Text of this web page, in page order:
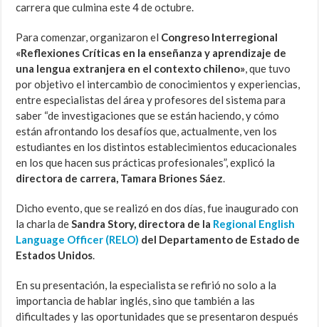
carrera que culmina este 4 de octubre.
Para comenzar, organizaron el Congreso Interregional
«Reflexiones Críticas en la enseñanza y aprendizaje de
una lengua extranjera en el contexto chileno», que tuvo
por objetivo el intercambio de conocimientos y experiencias,
entre especialistas del área y profesores del sistema para
saber “de investigaciones que se están haciendo, y cómo
están afrontando los desafíos que, actualmente, ven los
estudiantes en los distintos establecimientos educacionales
en los que hacen sus prácticas profesionales”, explicó la
directora de carrera, Tamara Briones Sáez.
Dicho evento, que se realizó en dos días, fue inaugurado con
la charla deSandra Story, directora de la Regional English
Language Officer (RELO) del Departamento de Estado de
Estados Unidos.
En su presentación, la especialista se refirió no solo a la
importancia de hablar inglés, sino que también a las
dificultades y las oportunidades que se presentaron después